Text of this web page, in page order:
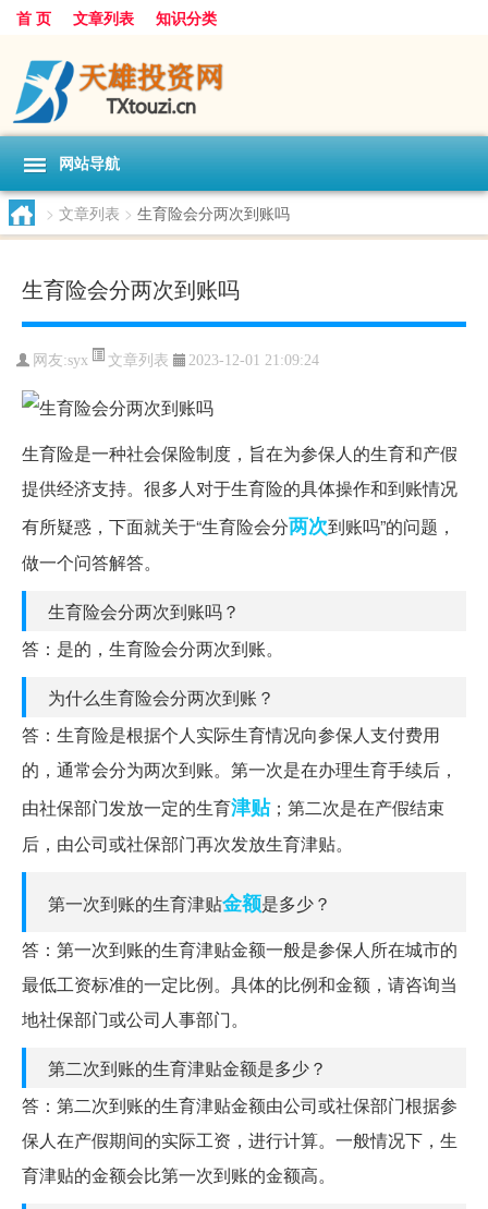
首 页 文章列表 知识分类
网站导航
> 文章列表 > 生育险会分两次到账吗
生育险会分两次到账吗
网友:syx 文章列表 2023-12-01 21:09:24
生育险是一种社会保险制度，旨在为参保人的生育和产假
提供经济支持。很多人对于生育险的具体操作和到账情况
有所疑惑，下面就关于“生育险会分两次到账吗”的问题，
做一个问答解答。
生育险会分两次到账吗？
答：是的，生育险会分两次到账。
为什么生育险会分两次到账？
答：生育险是根据个人实际生育情况向参保人支付费用
的，通常会分为两次到账。第一次是在办理生育手续后，
由社保部门发放一定的生育津贴；第二次是在产假结束
后，由公司或社保部门再次发放生育津贴。
第一次到账的生育津贴金额是多少？
答：第一次到账的生育津贴金额一般是参保人所在城市的
最低工资标准的一定比例。具体的比例和金额，请咨询当
地社保部门或公司人事部门。
第二次到账的生育津贴金额是多少？
答：第二次到账的生育津贴金额由公司或社保部门根据参
保人在产假期间的实际工资，进行计算。一般情况下，生
育津贴的金额会比第一次到账的金额高。